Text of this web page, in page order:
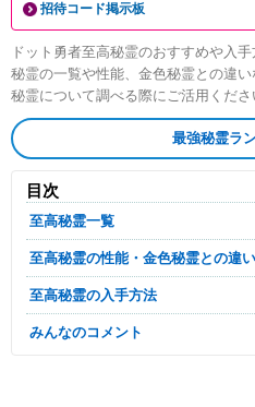
招待コード掲示板
ドット勇者至高秘霊のおすすめや入
秘霊の一覧や性能、金色秘霊との違
秘霊について調べる際にご活用くださ
最強秘霊ラ
目次
至高秘霊一覧
至高秘霊の性能・金色秘霊との違い
至高秘霊の入手方法
みんなのコメント